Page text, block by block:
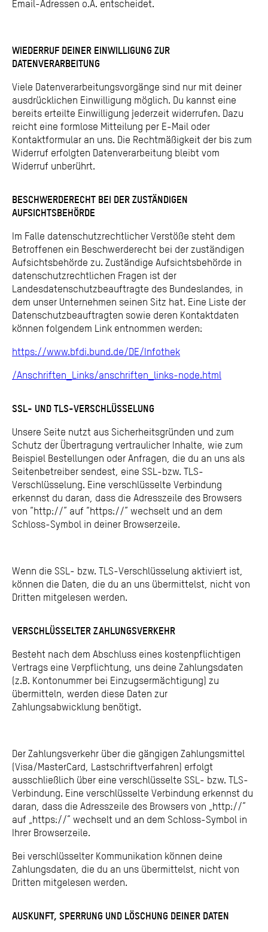
Email-Adressen o.Ä. entscheidet.
WIEDERRUF DEINER EINWILLIGUNG ZUR
DATENVERARBEITUNG
Viele Datenverarbeitungsvorgänge sind nur mit deiner
ausdrücklichen Einwilligung möglich. Du kannst eine
bereits erteilte Einwilligung jederzeit widerrufen. Dazu
reicht eine formlose Mitteilung per E-Mail oder
Kontaktformular an uns. Die Rechtmäßigkeit der bis zum
Widerruf erfolgten Datenverarbeitung bleibt vom
Widerruf unberührt.
BESCHWERDERECHT BEI DER ZUSTÄNDIGEN
AUFSICHTSBEHÖRDE
Im Falle datenschutzrechtlicher Verstöße steht dem
Betroffenen ein Beschwerderecht bei der zuständigen
Aufsichtsbehörde zu. Zuständige Aufsichtsbehörde in
datenschutzrechtlichen Fragen ist der
Landesdatenschutzbeauftragte des Bundeslandes, in
dem unser Unternehmen seinen Sitz hat. Eine Liste der
Datenschutzbeauftragten sowie deren Kontaktdaten
können folgendem Link entnommen werden:
https://www.bfdi.bund.de/DE/Infothek
/Anschriften_Links/anschriften_links-node.html
SSL- UND TLS-VERSCHLÜSSELUNG
Unsere Seite nutzt aus Sicherheitsgründen und zum
Schutz der Übertragung vertraulicher Inhalte, wie zum
Beispiel Bestellungen oder Anfragen, die du an uns als
Seitenbetreiber sendest, eine SSL-bzw. TLS-
Verschlüsselung. Eine verschlüsselte Verbindung
erkennst du daran, dass die Adresszeile des Browsers
von “http://” auf “https://” wechselt und an dem
Schloss-Symbol in deiner Browserzeile.
Wenn die SSL- bzw. TLS-Verschlüsselung aktiviert ist,
können die Daten, die du an uns übermittelst, nicht von
Dritten mitgelesen werden.
VERSCHLÜSSELTER ZAHLUNGSVERKEHR
Besteht nach dem Abschluss eines kostenpflichtigen
Vertrags eine Verpflichtung, uns deine Zahlungsdaten
(z.B. Kontonummer bei Einzugsermächtigung) zu
übermitteln, werden diese Daten zur
Zahlungsabwicklung benötigt.
Der Zahlungsverkehr über die gängigen Zahlungsmittel
(Visa/MasterCard, Lastschriftverfahren) erfolgt
ausschließlich über eine verschlüsselte SSL- bzw. TLS-
Verbindung. Eine verschlüsselte Verbindung erkennst du
daran, dass die Adresszeile des Browsers von „http://“
auf „https://“ wechselt und an dem Schloss-Symbol in
Ihrer Browserzeile.
Bei verschlüsselter Kommunikation können deine
Zahlungsdaten, die du an uns übermittelst, nicht von
Dritten mitgelesen werden.
AUSKUNFT, SPERRUNG UND LÖSCHUNG DEINER DATEN